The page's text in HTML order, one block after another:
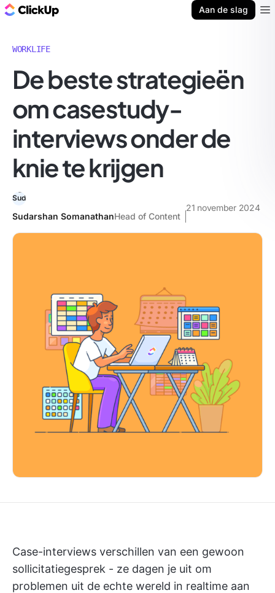
Aan de slag
WORKLIFE
De beste strategieën
om casestudy-
interviews onder de
knie te krijgen
Sudarshan SomanathanHead of Content
21 november 2024
Case-interviews verschillen van een gewoon
sollicitatiegesprek - ze dagen je uit om
problemen uit de echte wereld in realtime aan